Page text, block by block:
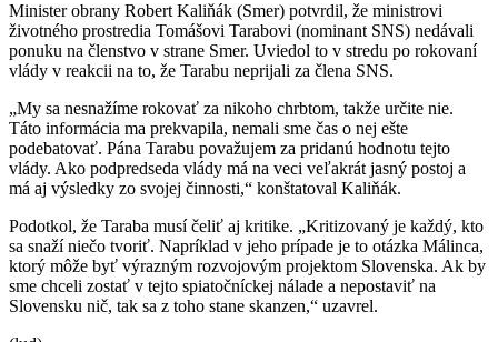
Minister obrany Robert Kaliňák (Smer) potvrdil, že ministrovi
životného prostredia Tomášovi Tarabovi (nominant SNS) nedávali
ponuku na členstvo v strane Smer. Uviedol to v stredu po rokovaní
vlády v reakcii na to, že Tarabu neprijali za člena SNS.
„My sa nesnažíme rokovať za nikoho chrbtom, takže určite nie.
Táto informácia ma prekvapila, nemali sme čas o nej ešte
podebatovať. Pána Tarabu považujem za pridanú hodnotu tejto
vlády. Ako podpredseda vlády má na veci veľakrát jasný postoj a
má aj výsledky zo svojej činnosti,“ konštatoval Kaliňák.
Podotkol, že Taraba musí čeliť aj kritike. „Kritizovaný je každý, kto
sa snaží niečo tvoriť. Napríklad v jeho prípade je to otázka Málinca,
ktorý môže byť výrazným rozvojovým projektom Slovenska. Ak by
sme chceli zostať v tejto spiatočníckej nálade a nepostaviť na
Slovensku nič, tak sa z toho stane skanzen,“ uzavrel.